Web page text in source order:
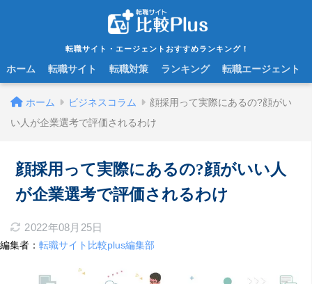
転職サイト・エージェントおすすめランキング！
ホーム 転職サイト 転職対策 ランキング 転職エージェント
ホーム ビジネスコラム
顔採用って実際にあるの?顔がい
い人が企業選考で評価されるわけ
顔採用って実際にあるの?顔がいい人
が企業選考で評価されるわけ
2022年08月25日
編集者： 転職サイト比較plus編集部